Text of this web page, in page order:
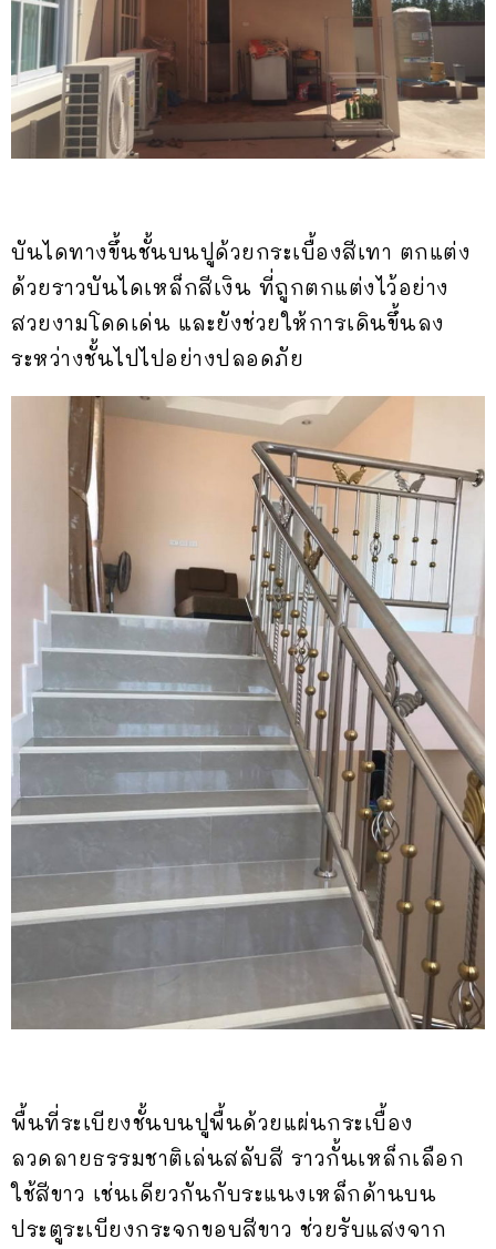
บันไดทางขึ้นชั้นบนปูด้วยกระเบื้องสีเทา ตกแต่ง
ด้วยราวบันไดเหล็กสีเงิน ที่ถูกตกแต่งไว้อย่าง
สวยงามโดดเด่น และยังช่วยให้การเดินขึ้นลง
ระหว่างชั้นไปไปอย่างปลอดภัย
พื้นที่ระเบียงชั้นบนปูพื้นด้วยแผ่นกระเบื้อง
ลวดลายธรรมชาติเล่นสลับสี ราวกั้นเหล็กเลือก
ใช้สีขาว เช่นเดียวกันกับระแนงเหล็กด้านบน
ประตูระเบียงกระจกขอบสีขาว ช่วยรับแสงจาก